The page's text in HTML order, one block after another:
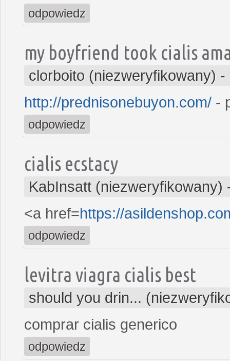
odpowiedz
my boyfriend took cialis
clorboito (niezweryfikowany) -
http://prednisonebuyon.com/ -
odpowiedz
cialis ecstacy
KabInsatt (niezweryfikowany)
<a href=https://
odpowiedz
levitra viagra cialis best
should you drin...
comprar cialis generico
odpowiedz